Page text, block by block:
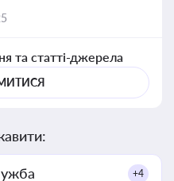
та статті-джерела
+4